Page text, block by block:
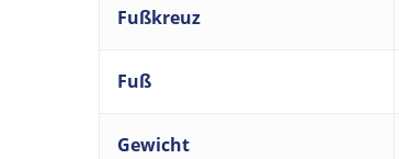
Fußkreuz
Fuß
Gewicht